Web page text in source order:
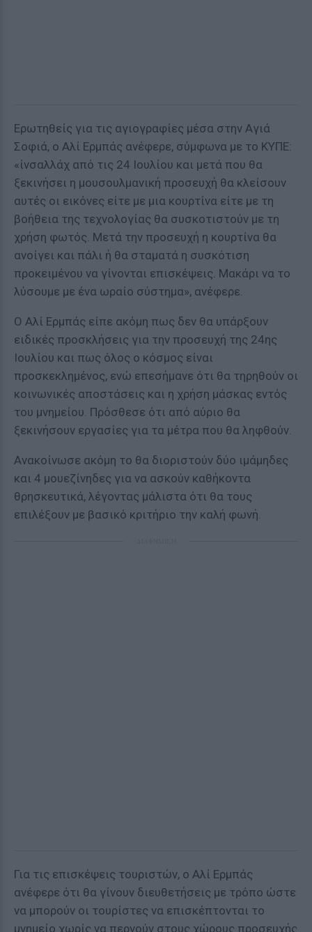
Ερωτηθείς για τις αγιογραφίες μέσα στην Αγιά
Σοφιά, ο Αλί Ερμπάς ανέφερε, σύμφωνα με το ΚΥΠΕ:
«ίνσαλλάχ από τις 24 Ιουλίου και μετά που θα
ξεκινήσει η μουσουλμανική προσευχή θα κλείσουν
αυτές οι εικόνες είτε με μια κουρτίνα είτε με τη
βοήθεια της τεχνολογίας θα συσκοτιστούν με τη
χρήση φωτός. Μετά την προσευχή η κουρτίνα θα
ανοίγει και πάλι ή θα σταματά η συσκότιση
προκειμένου να γίνονται επισκέψεις. Μακάρι να το
λύσουμε με ένα ωραίο σύστημα», ανέφερε.
Ο Αλί Ερμπάς είπε ακόμη πως δεν θα υπάρξουν
ειδικές προσκλήσεις για την προσευχή της 24ης
Ιουλίου και πως όλος ο κόσμος είναι
προσκεκλημένος, ενώ επεσήμανε ότι θα τηρηθούν οι
κοινωνικές αποστάσεις και η χρήση μάσκας εντός
του μνημείου. Πρόσθεσε ότι από αύριο θα
ξεκινήσουν εργασίες για τα μέτρα που θα ληφθούν.
Ανακοίνωσε ακόμη το θα διοριστούν δύο ιμάμηδες
και 4 μουεζίνηδες για να ασκούν καθήκοντα
θρησκευτικά, λέγοντας μάλιστα ότι θα τους
επιλέξουν με βασικό κριτήριο την καλή φωνή.
Για τις επισκέψεις τουριστών, ο Αλί Ερμπάς
ανέφερε ότι θα γίνουν διευθετήσεις με τρόπο ώστε
να μπορούν οι τουρίστες να επισκέπτονται το
μνημείο χωρίς να περνούν στους χώρους προσευχής